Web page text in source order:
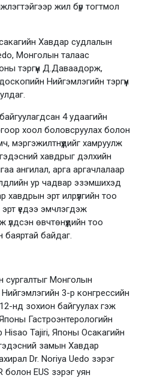
жил бүр тогтмол
Хавдар судлалын
Монголын талаас
тэргүүн Д.Даваадорж,
Нийгэмлэгийн тэргүүн
4 удаагийн
хоол боловсруулах болон
мэргэжилтнүүдийг хамруулж
гэдэсний хавдрыг дэлхийн
ангилал, арга аргачлалаар
ур чадвар эзэмшихэд
хавдрын эрт илрүүлгийн тоо
үедээ эмчлэгдэж
өвчтөнүүдийн тоо
байдаг.
сургалтыг Монголын
3-р конгрессийн
нд зохион байгуулах гэж
Гастроэнтерологийн
Hisao Tajiri, Японы Осакагийн
замын Хавдар
Dr. Noriya Uedo зэрэг
болон EUS зэрэг уян